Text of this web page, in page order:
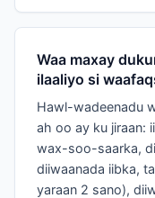
Waa maxay
ilaaliyo si
Hawl-wadeenadu
ah oo ay ku jiraan:
wax-soo-saarka,
diiwaanada iibka,
yaraan 2 sano),